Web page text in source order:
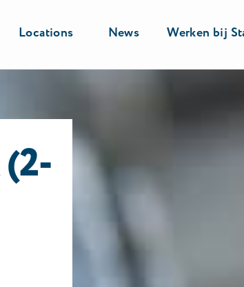
Locations News Werken bij